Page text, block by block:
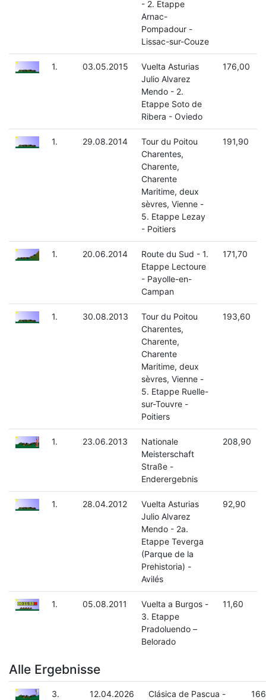
- 2. Etappe
Arnac-
Pompadour -
Lissac-sur-Couze
1. 03.05.2015
Vuelta Asturias
Julio Alvarez
Mendo - 2.
Etappe Soto de
Ribera - Oviedo
176,00
1. 29.08.2014
Tour du Poitou
Charentes,
Charente,
Charente
Maritime, deux
sèvres, Vienne -
5. Etappe Lezay
- Poitiers
191,90
1. 20.06.2014
Route du Sud - 1.
Etappe Lectoure
- Payolle-en-
Campan
171,70
1. 30.08.2013
Tour du Poitou
Charentes,
Charente,
Charente
Maritime, deux
sèvres, Vienne -
5. Etappe Ruelle-
sur-Touvre -
Poitiers
193,60
1. 23.06.2013
Nationale
Meisterschaft
Straße -
Enderergebnis
208,90
1. 28.04.2012
Vuelta Asturias
Julio Alvarez
Mendo - 2a.
Etappe Teverga
(Parque de la
Prehistoria) -
Avilés
92,90
1. 05.08.2011
Vuelta a Burgos -
3. Etappe
Pradoluendo –
Belorado
11,60
Alle Ergebnisse
3. 12.04.2026
Clásica de Pascua -